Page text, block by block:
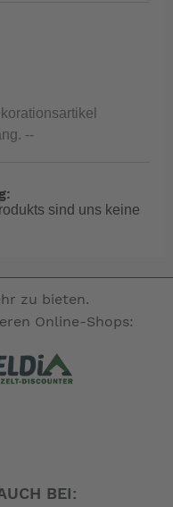
--
sind uns keine
zu bieten.
Online-Shops:
BEI: